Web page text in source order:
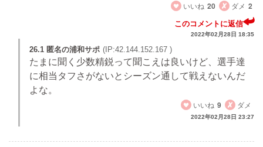
いいね 20 ダメ 2
このコメントに返信
2022年02月28日 18:35
26.1 匿名の浦和サポ (IP:42.144.152.167 )
たまに聞く少数精鋭って聞こえは良いけど、選手達
に相当タフさがないとシーズン通して戦えないんだ
よな。
いいね 9 ダメ
2022年02月28日 23:27